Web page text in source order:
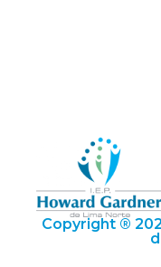
Copyright ®